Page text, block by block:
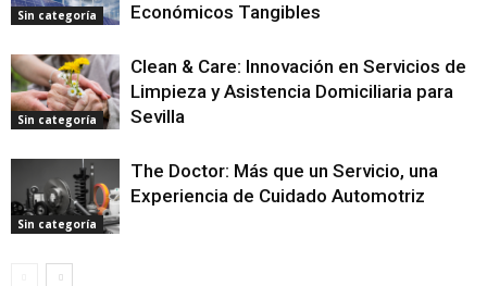
Sin categoría
Económicos Tangibles
Sin categoría
Clean & Care: Innovación en Servicios de
Limpieza y Asistencia Domiciliaria para
Sevilla
Sin categoría
The Doctor: Más que un Servicio, una
Experiencia de Cuidado Automotriz